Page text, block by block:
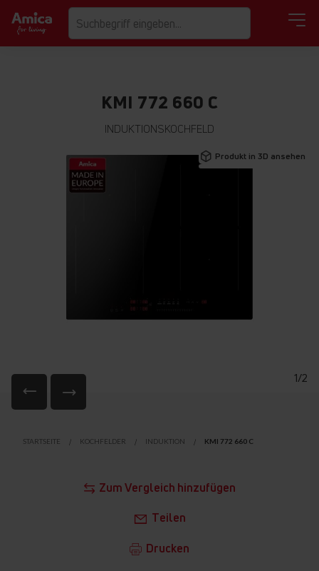
KMI 772 660 C
INDUKTIONSKOCHFELD
Produkt in 3D ansehen
1/2
der
STARTSEITE KOCHFELDER INDUKTION KMI 772 660 C
Zum Vergleich hinzufügen
Teilen
Drucken